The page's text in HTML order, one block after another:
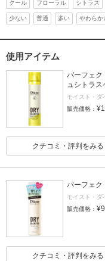
クール フローラル シトラス
少ない 普通 多い やわらか
使用アイテム
パーフェク
ュシトラス
モイスト・ダ
販売価格：
クチコミ・評判をみる
パーフェ
モイスト・ダ
販売価格：
クチコミ・評判をみる